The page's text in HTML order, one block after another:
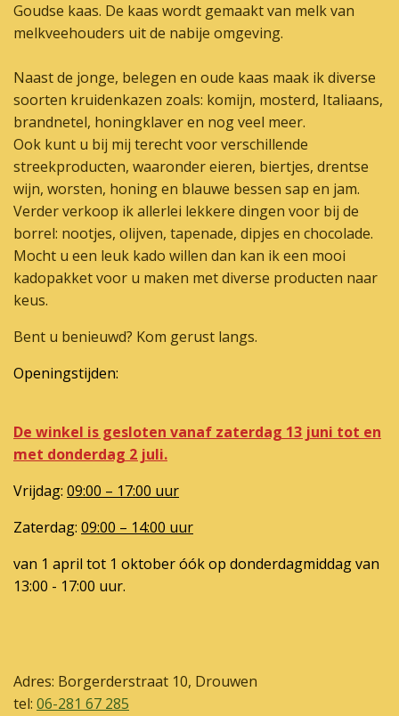
Goudse kaas. De kaas wordt gemaakt van melk van
melkveehouders uit de nabije omgeving.
Naast de jonge, belegen en oude kaas maak ik diverse
soorten kruidenkazen zoals: komijn, mosterd, Italiaans,
brandnetel, honingklaver en nog veel meer.
Ook kunt u bij mij terecht voor verschillende
streekproducten, waaronder eieren, biertjes, drentse
wijn, worsten, honing en blauwe bessen sap en jam.
Verder verkoop ik allerlei lekkere dingen voor bij de
borrel: nootjes, olijven, tapenade, dipjes en chocolade.
Mocht u een leuk kado willen dan kan ik een mooi
kadopakket voor u maken met diverse producten naar
keus.
Bent u benieuwd? Kom gerust langs.
Openingstijden:
De winkel is gesloten vanaf zaterdag 13 juni tot en
met donderdag 2 juli.
Vrijdag: 09:00 – 17:00 uur
Zaterdag: 09:00 – 14:00 uur
van 1 april tot 1 oktober óók op donderdagmiddag van
13:00 - 17:00 uur.
Adres: Borgerderstraat 10, Drouwen
tel: 06-281 67 285